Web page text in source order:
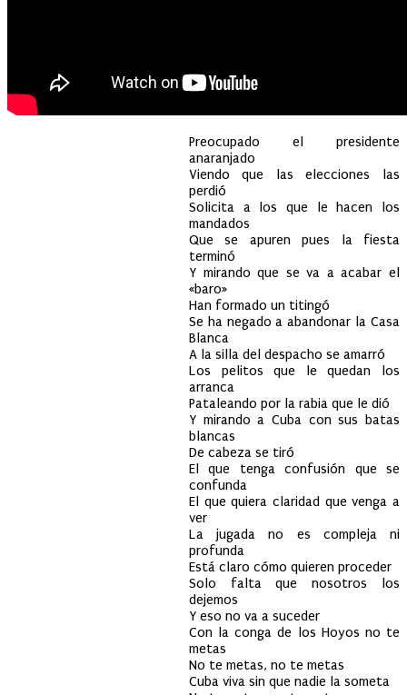
Preocupado el presidente
anaranjado
Viendo que las elecciones las
perdió
Solicita a los que le hacen los
mandados
Que se apuren pues la fiesta
terminó
Y mirando que se va a acabar el
«baro»
Han formado un titingó
Se ha negado a abandonar la Casa
Blanca
A la silla del despacho se amarró
Los pelitos que le quedan los
arranca
Pataleando por la rabia que le dió
Y mirando a Cuba con sus batas
blancas
De cabeza se tiró
El que tenga confusión que se
confunda
El que quiera claridad que venga a
ver
La jugada no es compleja ni
profunda
Está claro cómo quieren proceder
Solo falta que nosotros los
dejemos
Y eso no va a suceder
Con la conga de los Hoyos no te
metas
No te metas, no te metas
Cuba viva sin que nadie la someta